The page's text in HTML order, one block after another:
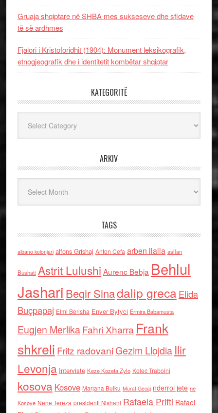
Gruaja shqiptare në SHBA mes sukseseve dhe sfidave
të së ardhmes
Fjalori i Kristoforidhit (1904): Monument leksikografik,
etnogjeografik dhe i identitetit kombëtar shqiptar
KATEGORITË
ARKIV
TAGS
albano kolonjari alfons Grishaj Anton Cefa arben llalla asllan
Bushati Astrit Lulushi Aurenc Bebja Behlul
Jashari Beqir Sinadalip grecaElida
Buçpapaj Elmi Berisha Enver Bytyci Ermira Babamusta
Eugjen MerlikaFahri Xharra Frank
shkreli Fritz radovaniGezim Llojdia Ilir
Levonja Interviste Keze Kozeta Zylo Kolec Traboini
kosova Kosove Marjana Bulku Murat Gecaj nderroi jete ne
Kosove Nene Tereza presidenti Nishani Rafaela Prifti Rafael